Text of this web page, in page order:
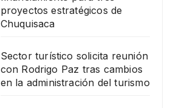
proyectos estratégicos de
Chuquisaca
Sector turístico solicita reunión
con Rodrigo Paz tras cambios
en la administración del turismo